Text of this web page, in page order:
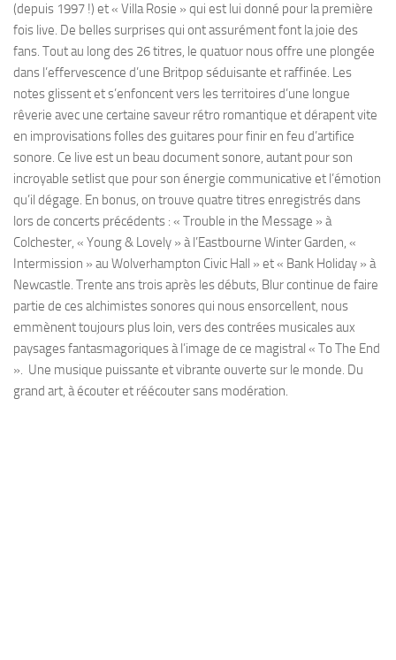
(depuis 1997 !) et « Villa Rosie » qui est lui donné pour la première
fois live. De belles surprises qui ont assurément font la joie des
fans. Tout au long des 26 titres, le quatuor nous offre une plongée
dans l’effervescence d’une Britpop séduisante et raffinée. Les
notes glissent et s’enfoncent vers les territoires d’une longue
rêverie avec une certaine saveur rétro romantique et dérapent vite
en improvisations folles des guitares pour finir en feu d’artifice
sonore. Ce live est un beau document sonore, autant pour son
incroyable setlist que pour son énergie communicative et l’émotion
qu’il dégage. En bonus, on trouve quatre titres enregistrés dans
lors de concerts précédents : « Trouble in the Message » à
Colchester, « Young & Lovely » à l’Eastbourne Winter Garden, «
Intermission » au Wolverhampton Civic Hall » et « Bank Holiday » à
Newcastle. Trente ans trois après les débuts, Blur continue de faire
partie de ces alchimistes sonores qui nous ensorcellent, nous
emmènent toujours plus loin, vers des contrées musicales aux
paysages fantasmagoriques à l’image de ce magistral « To The End
». Une musique puissante et vibrante ouverte sur le monde. Du
grand art, à écouter et réécouter sans modération.